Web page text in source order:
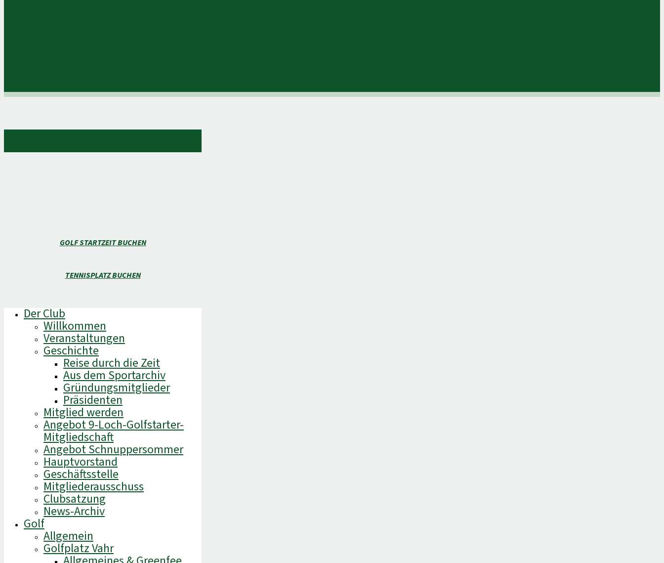
GOLF STARTZEIT BUCHEN
TENNISPLATZ BUCHEN
Der Club
Willkommen
Veranstaltungen
Geschichte
Reise durch die Zeit
Aus dem Sportarchiv
Gründungsmitglieder
Präsidenten
Mitglied werden
Angebot 9-Loch-Golfstarter-
Mitgliedschaft
Angebot Schnuppersommer
Hauptvorstand
Geschäftsstelle
Mitgliederausschuss
Clubsatzung
News-Archiv
Golf
Allgemein
Golfplatz Vahr